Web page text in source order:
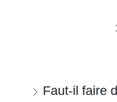
Faut-il faire